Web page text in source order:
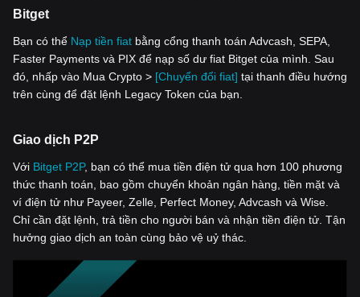
Bitget
Bạn có thể Nạp tiền fiat bằng cổng thanh toán Advcash, SEPA,
Faster Payments và PIX để nạp số dư fiat Bitget của mình. Sau
đó, nhấp vào Mua Crypto > [Chuyển đổi fiat] tại thanh điều hướng
trên cùng để đặt lệnh Legacy Token của bạn.
Giao dịch P2P
Với ‌Bitget P2P, bạn có thể mua tiền điện tử qua hơn 100 phương
thức thanh toán, bao gồm chuyển khoản ngân hàng, tiền mặt và
ví điện tử như Payeer, Zelle, Perfect Money, Advcash và Wise.
Chỉ cần đặt lệnh, trả tiền cho người bán và nhận tiền điện tử. Tận
hưởng giao dịch an toàn cùng bảo vệ uỷ thác.